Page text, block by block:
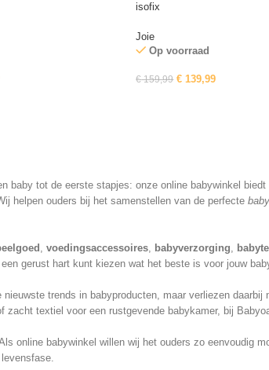
isofix
Joie
Op voorraad
€159,99 € 139,99
tot de eerste stapjes: onze online babywinkel
helpen ouders bij het samenstellen van de perfecte
, voedingsaccessoires, babyverzorging,
gerust hart kunt kiezen wat het beste is voor jouw
trends in babyproducten, maar verliezen
textiel voor een rustgevende babykamer, bij
online babywinkel willen wij het ouders zo eenvoudig